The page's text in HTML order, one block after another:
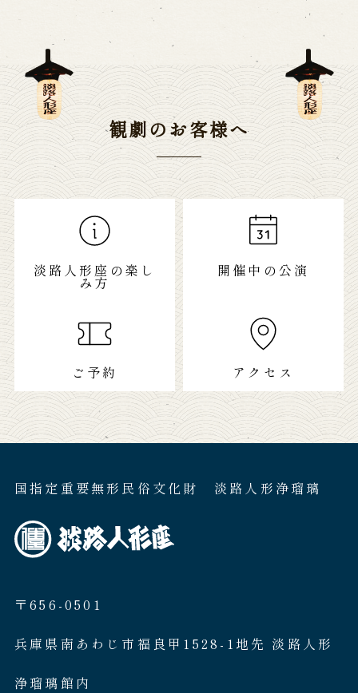
観劇のお客様へ
淡路人形座の楽し
み方
開催中の公演
ご予約 アクセス
国指定重要無形民俗文化財 淡路人形浄瑠璃
〒656-0501
兵庫県南あわじ市福良甲1528-1地先 淡路人形
浄瑠璃館内